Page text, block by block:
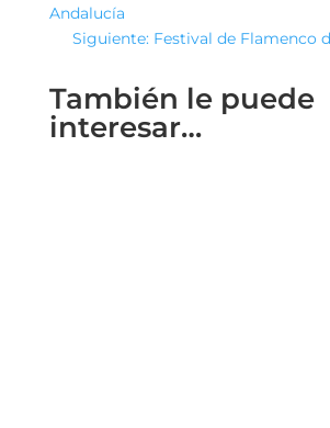
Andalucía
Siguiente: Festival de Flamenco
También le puede
interesar…